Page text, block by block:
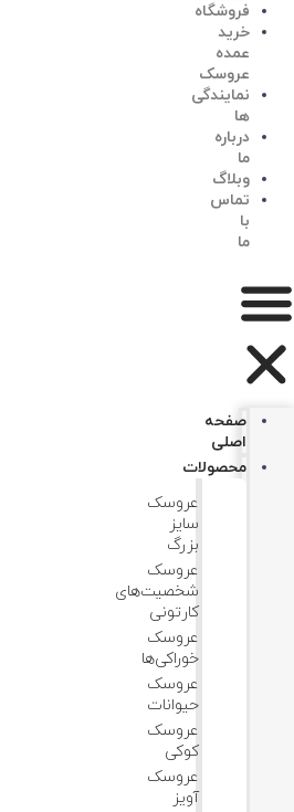
فروشگاه
خرید
عمده
عروسک
نمایندگی
ها
درباره
ما
وبلاگ
تماس
با
ما
صفحه
اصلی
محصولات
عروسک
سایز
بزرگ
عروسک‌
شخصیت‌های
کارتونی
عروسک
خوراکی‌ها
عروسک
حیوانات
عروسک
کوکی
عروسک
آویز